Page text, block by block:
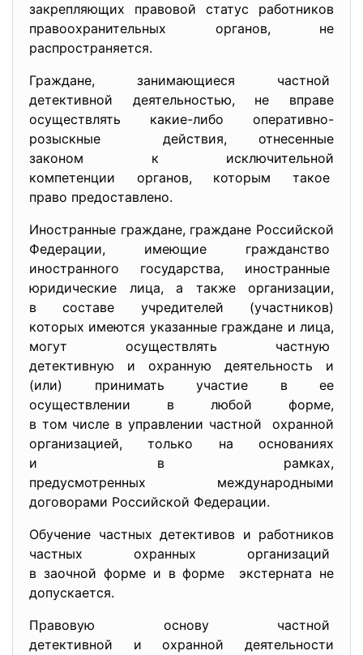
закрепляющих правовой статус работников
правоохранительных органов, не
распространяется.
Граждане, занимающиеся частной
детективной деятельностью, не вправе
осуществлять какие-либо оперативно-
розыскные действия, отнесенные
законом к исключительной
компетенции органов, которым такое
право предоставлено.
Иностранные граждане, граждане Российской
Федерации, имеющие гражданство
иностранного государства, иностранные
юридические лица, а также организации,
в составе учредителей (участников)
которых имеются указанные граждане и лица,
могут осуществлять частную
детективную и охранную деятельность и
(или) принимать участие в ее
осуществлении в любой форме,
в том числе в управлении частной охранной
организацией, только на основаниях
и в рамках,
предусмотренных международными
договорами Российской Федерации.
Обучение частных детективов и работников
частных охранных организаций
в заочной форме и в форме экстерната не
допускается.
Правовую основу частной
детективной и охранной деятельности